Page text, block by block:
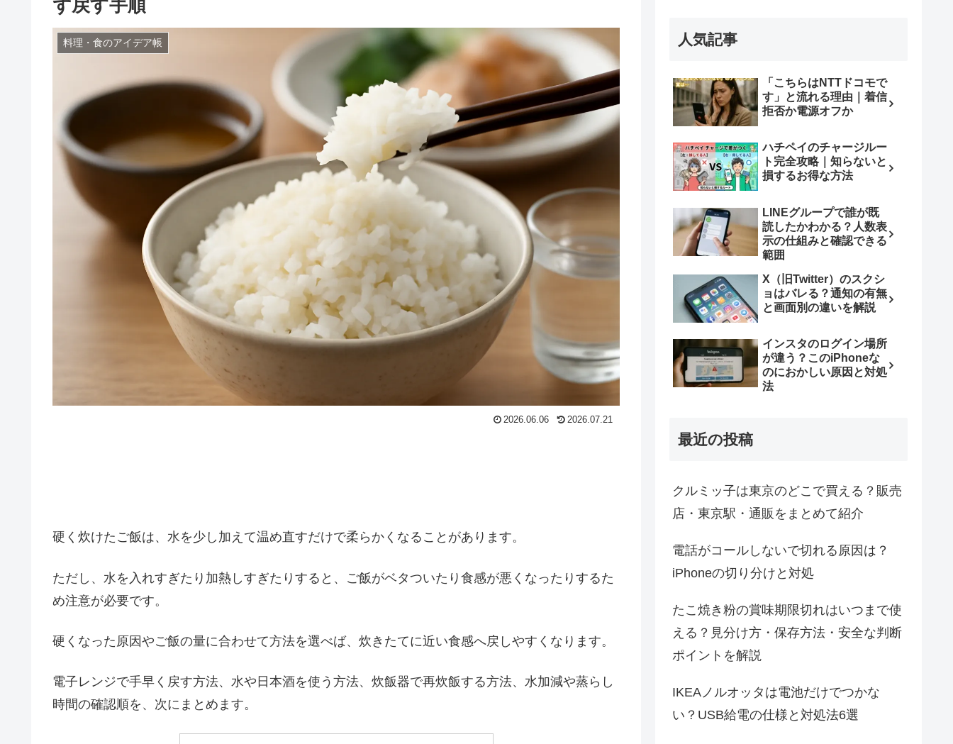
ず戻す手順
料理・食のアイデア帳
2026.06.06 2026.07.21
硬く炊けたご飯は、水を少し加えて温め直すだけで柔らかくなることがあります。
ただし、水を入れすぎたり加熱しすぎたりすると、ご飯がベタついたり食感が悪くなったりするた
め注意が必要です。
硬くなった原因やご飯の量に合わせて方法を選べば、炊きたてに近い食感へ戻しやすくなります。
電子レンジで手早く戻す方法、水や日本酒を使う方法、炊飯器で再炊飯する方法、水加減や蒸らし
時間の確認順を、次にまとめます。
人気記事
「こちらはNTTドコモで
す」と流れる理由｜着信
拒否か電源オフか
ハチペイのチャージルー
ト完全攻略｜知らないと
損するお得な方法
LINEグループで誰が既
読したかわかる？人数表
示の仕組みと確認できる
範囲
X（旧Twitter）のスクシ
ョはバレる？通知の有無
と画面別の違いを解説
インスタのログイン場所
が違う？このiPhoneな
のにおかしい原因と対処
法
最近の投稿
クルミッ子は東京のどこで買える？販売
店・東京駅・通販をまとめて紹介
電話がコールしないで切れる原因は？
iPhoneの切り分けと対処
たこ焼き粉の賞味期限切れはいつまで使
える？見分け方・保存方法・安全な判断
ポイントを解説
IKEAノルオッタは電池だけでつかな
い？USB給電の仕様と対処法6選